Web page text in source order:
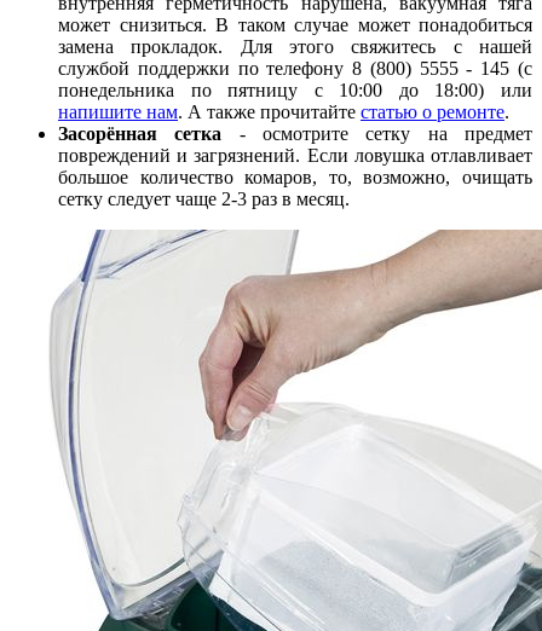
может снизиться. В таком случае может понадобиться
замена прокладок. Для этого свяжитесь с нашей
службой поддержки по телефону 8 (800) 5555 - 145 (c
понедельника по пятницу с 10:00 до 18:00) или
напишите нам. А также прочитайте статью о ремонте.
Засорённая сетка - осмотрите сетку на предмет
повреждений и загрязнений. Если ловушка отлавливает
большое количество комаров, то, возможно, очищать
сетку следует чаще 2-3 раз в месяц.